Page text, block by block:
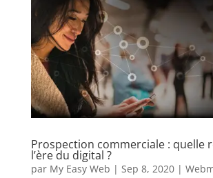
Prospection commerciale : quelle
l’ère du digital ?
par My Easy Web | Sep 8, 2020|